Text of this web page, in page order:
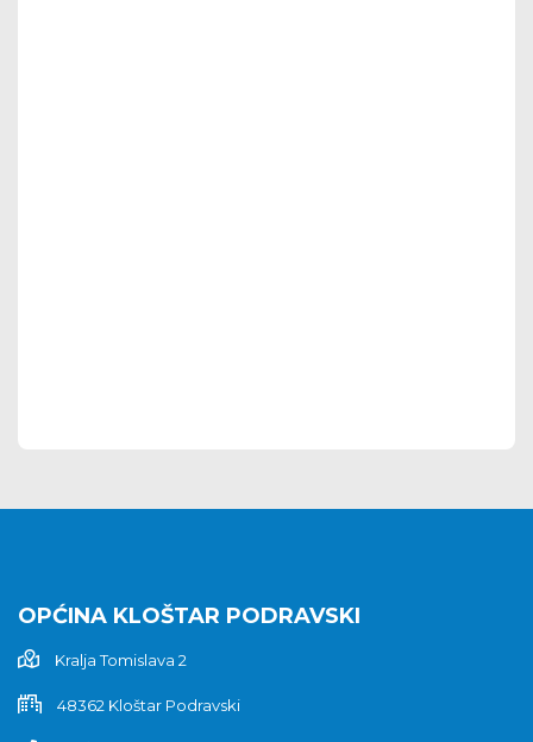
OPĆINA KLOŠTAR PODRAVSKI
Kralja Tomislava 2
48362 Kloštar Podravski